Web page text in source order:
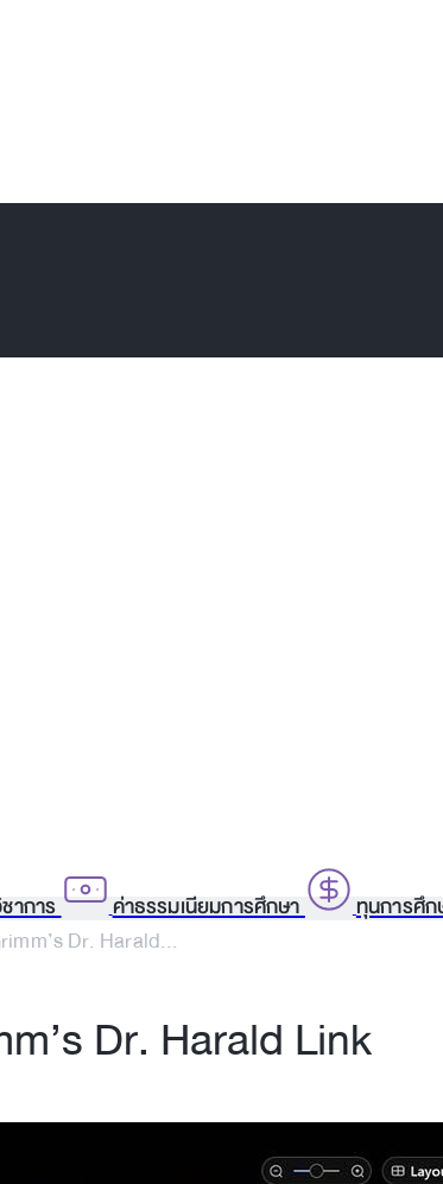
าการ ค่าธรรมเนียมการศึกษา
ทุนการศึก
Dr. Harald...
Dr. Harald Link